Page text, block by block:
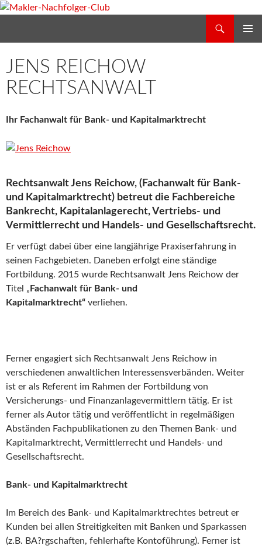
Zum
JENS REICHOW
RECHTSANWALT
Ihr Fachanwalt für Bank- und Kapitalmarktrecht
Rechtsanwalt Jens Reichow, (Fachanwalt für Bank-
und Kapitalmarktrecht) betreut die Fachbereiche
Bankrecht, Kapitalanlagerecht, Vertriebs- und
Vermittlerrecht und Handels- und Gesellschaftsrecht.
Er verfügt dabei über eine langjährige Praxiserfahrung in
seinen Fachgebieten. Daneben erfolgt eine ständige
Fortbildung. 2015 wurde Rechtsanwalt Jens Reichow der
Titel „ Fachanwalt für Bank- und
Kapitalmarktrecht“ verliehen.
Ferner engagiert sich Rechtsanwalt Jens Reichow in
verschiedenen anwaltlichen Interessensverbänden. Weiter
ist er als Referent im Rahmen der Fortbildung von
Versicherungs- und Finanzanlagevermittlern tätig. Er ist
ferner als Autor tätig und veröffentlicht in regelmäßigen
Abständen Fachpublikationen zu den Themen Bank- und
Kapitalmarktrecht, Vermittlerrecht und Handels- und
Gesellschaftsrecht.
Bank- und Kapitalmarktrecht
Im Bereich des Bank- und Kapitalmarktrechtes betreut er
Kunden bei allen Streitigkeiten mit Banken und Sparkassen
(z.B. BA?rgschaften, fehlerhafte Kontoführung). Ferner ist